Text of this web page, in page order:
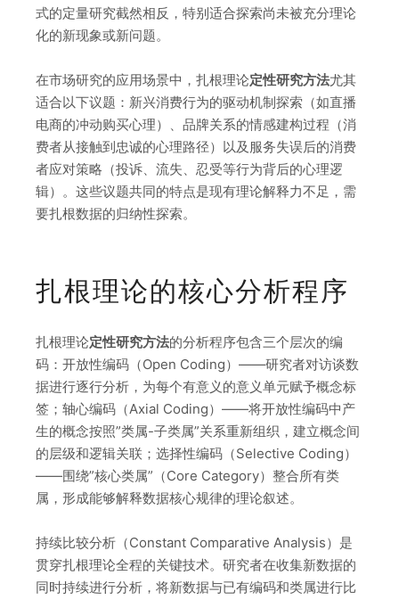
式的定量研究截然相反，特别适合探索尚未被充分理论
化的新现象或新问题。
在市场研究的应用场景中，扎根理论定性研究方法尤其
适合以下议题：新兴消费行为的驱动机制探索（如直播
电商的冲动购买心理）、品牌关系的情感建构过程（消
费者从接触到忠诚的心理路径）以及服务失误后的消费
者应对策略（投诉、流失、忍受等行为背后的心理逻
辑）。这些议题共同的特点是现有理论解释力不足，需
要扎根数据的归纳性探索。
扎根理论的核心分析程序
扎根理论定性研究方法的分析程序包含三个层次的编
码：开放性编码（Open Coding）——研究者对访谈数
据进行逐行分析，为每个有意义的意义单元赋予概念标
签；轴心编码（Axial Coding）——将开放性编码中产
生的概念按照”类属-子类属”关系重新组织，建立概念间
的层级和逻辑关联；选择性编码（Selective Coding）
——围绕”核心类属”（Core Category）整合所有类
属，形成能够解释数据核心规律的理论叙述。
持续比较分析（Constant Comparative Analysis）是
贯穿扎根理论全程的关键技术。研究者在收集新数据的
同时持续进行分析，将新数据与已有编码和类属进行比